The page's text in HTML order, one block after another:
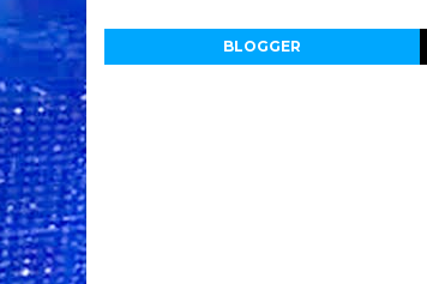
BLOGGER